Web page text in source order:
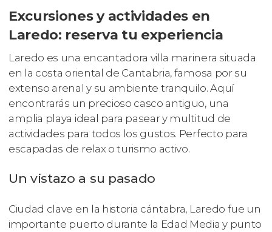
Excursiones y actividades en
Laredo: reserva tu experiencia
Laredo es una encantadora villa marinera situada
en la costa oriental de Cantabria, famosa por su
extenso arenal y su ambiente tranquilo. Aquí
encontrarás un precioso casco antiguo, una
amplia playa ideal para pasear y multitud de
actividades para todos los gustos. Perfecto para
escapadas de relax o turismo activo.
Un vistazo a su pasado
Ciudad clave en la historia cántabra, Laredo fue un
importante puerto durante la Edad Media y punto